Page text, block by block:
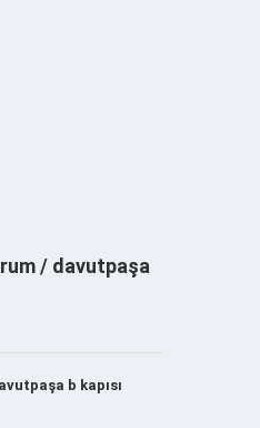
/ davutpaşa
b kapısı